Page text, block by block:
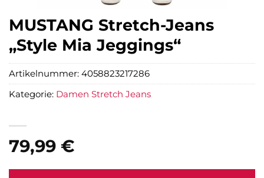
MUSTANG Stretch-Jeans
„Style Mia Jeggings“
79,99 €
Artikelnummer: 4058823217286
Kategorie: Damen Stretch Jeans